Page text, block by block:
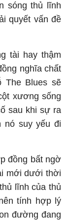
sóng thủ lĩnh
quyết vấn đề
tài hay thậm
nghĩa chất
The Blues sẽ
xương sống
sau khi sự ra
nó suy yếu đi
đồng bất ngờ
mới dưới thời
lĩnh của thủ
tính hợp lý
đường đang